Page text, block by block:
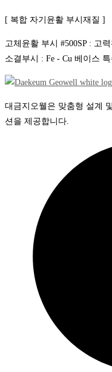
[ 복합 자기윤활 부시재질 ]
고체윤활 부시 #500SP : 고
소결부시 : Fe - Cu 베이스
대금지오웰은 맞춤형 설계
션을 제공합니다.